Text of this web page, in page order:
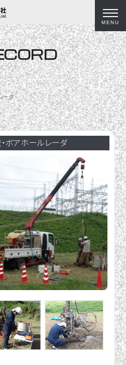
MENU
ーダ
アホールレーダ